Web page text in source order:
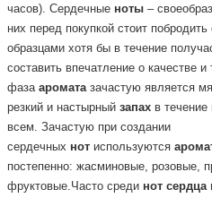
часов). Сердечные ноты –
них перед покупкой стоит
образцами хотя бы в течение
составить впечатление о качестве
фаза ароматазачастую является
резкий и настырный запах в течение
всем. Зачастую при создании
сердечных нот используются
постепенно: жасминовые, розовые,
фруктовые.Часто среди нот сердца